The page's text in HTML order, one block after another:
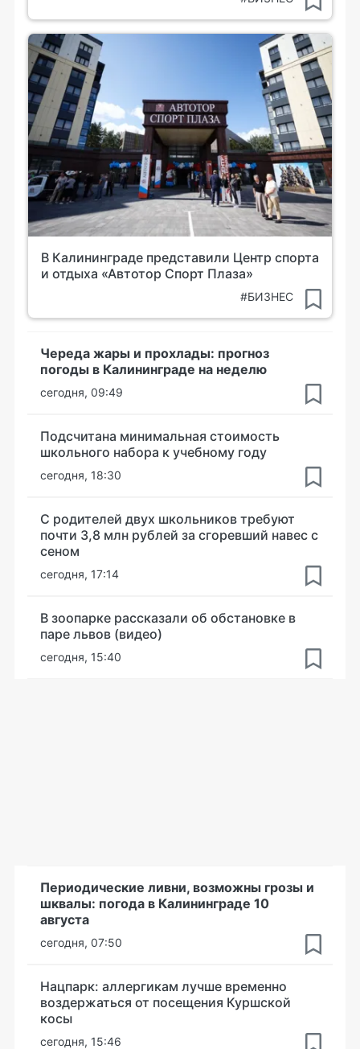
В Калининграде представили Центр спорта
и отдыха «Автотор Спорт Плаза»
#БИЗНЕС
Череда жары и прохлады: прогноз
погоды в Калининграде на неделю
сегодня, 09:49
Подсчитана минимальная стоимость
школьного набора к учебному году
сегодня, 18:30
С родителей двух школьников требуют
почти 3,8 млн рублей за сгоревший навес с
сеном
сегодня, 17:14
В зоопарке рассказали об обстановке в
паре львов (видео)
сегодня, 15:40
Периодические ливни, возможны грозы и
шквалы: погода в Калининграде 10
августа
сегодня, 07:50
Нацпарк: аллергикам лучше временно
воздержаться от посещения Куршской
косы
сегодня, 15:46